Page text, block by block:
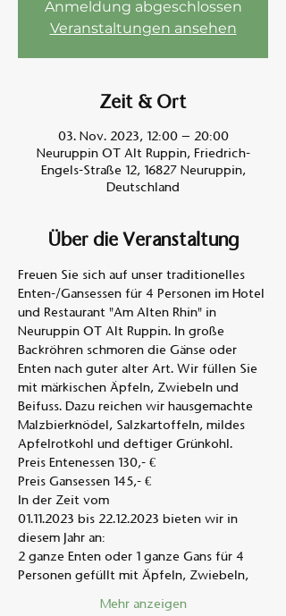
Anmeldung abgeschlossen
Veranstaltungen ansehen
Zeit & Ort
03. Nov. 2023, 12:00 – 20:00
Neuruppin OT Alt Ruppin, Friedrich-
Engels-Straße 12, 16827 Neuruppin,
Deutschland
Über die Veranstaltung
Freuen Sie sich auf unser traditionelles
Enten-/Gansessen für 4 Personen im Hotel
und Restaurant "Am Alten Rhin" in
Neuruppin OT Alt Ruppin. In große
Backröhren schmoren die Gänse oder
Enten nach guter alter Art. Wir füllen Sie
mit märkischen Äpfeln, Zwiebeln und
Beifuss. Dazu reichen wir hausgemachte
Malzbierknödel, Salzkartoffeln, mildes
Apfelrotkohl und deftiger Grünkohl.
Preis Entenessen 130,- €
Preis Gansessen 145,- €
In der Zeit vom
01.11.2023 bis 22.12.2023 bieten wir in
diesem Jahr an:
2 ganze Enten oder 1 ganze Gans für 4
Personen gefüllt mit Äpfeln, Zwiebeln,
Mehr anzeigen